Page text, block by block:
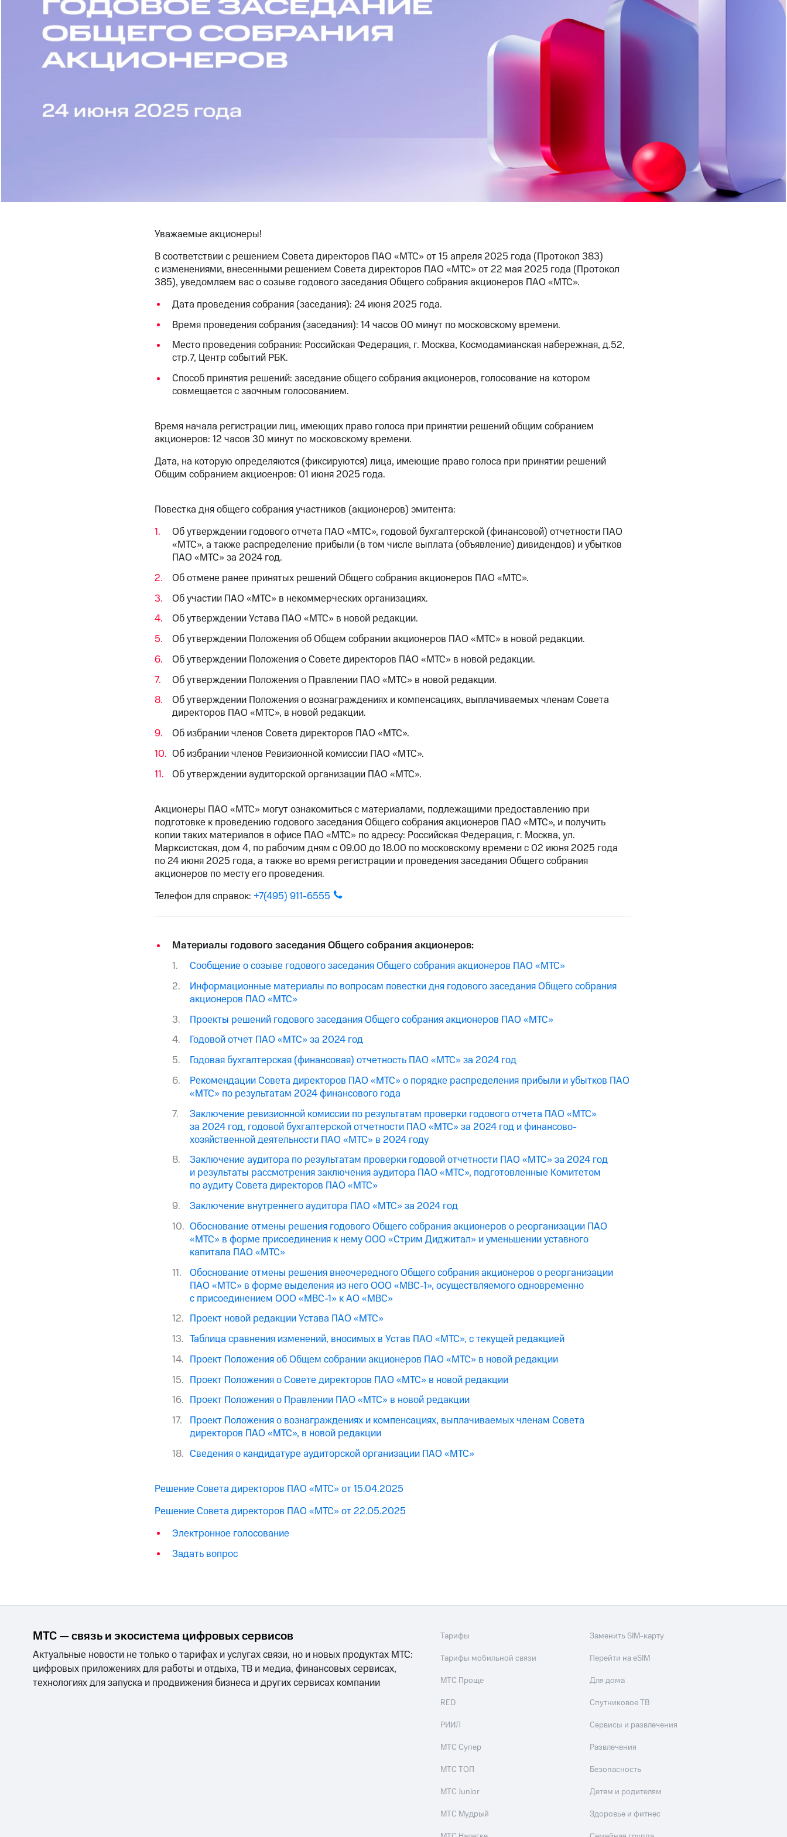
Уважаемые акционеры!
В соответствии с решением Совета директоров ПАО «МТС» от 15 апреля 2025 года (Протокол 383)
с изменениями, внесенными решением Совета директоров ПАО «МТС» от 22 мая 2025 года (Протокол
385), уведомляем вас о созыве годового заседания Общего собрания акционеров ПАО «МТС».
Дата проведения собрания (заседания): 24 июня 2025 года.
Время проведения собрания (заседания): 14 часов 00 минут по московскому времени.
Место проведения собрания: Российская Федерация, г. Москва, Космодамианская набережная, д.52,
стр.7, Центр событий РБК.
Способ принятия решений: заседание общего собрания акционеров, голосование на котором
совмещается с заочным голосованием.
Время начала регистрации лиц, имеющих право голоса при принятии решений общим собранием
акционеров: 12 часов 30 минут по московскому времени.
Дата, на которую определяются (фиксируются) лица, имеющие право голоса при принятии решений
Общим собранием акциоенров: 01 июня 2025 года.
Повестка дня общего собрания участников (акционеров) эмитента:
Об утверждении годового отчета ПАО «МТС», годовой бухгалтерской (финансовой) отчетности ПАО
«МТС», а также распределение прибыли (в том числе выплата (объявление) дивидендов) и убытков
ПАО «МТС» за 2024 год.
Об отмене ранее принятых решений Общего собрания акционеров ПАО «МТС».
Об участии ПАО «МТС» в некоммерческих организациях.
Об утверждении Устава ПАО «МТС» в новой редакции.
Об утверждении Положения об Общем собрании акционеров ПАО «МТС» в новой редакции.
Об утверждении Положения о Совете директоров ПАО «МТС» в новой редакции.
Об утверждении Положения о Правлении ПАО «МТС» в новой редакции.
Об утверждении Положения о вознаграждениях и компенсациях, выплачиваемых членам Совета
директоров ПАО «МТС», в новой редакции.
Об избрании членов Совета директоров ПАО «МТС».
Об избрании членов Ревизионной комиссии ПАО «МТС».
Об утверждении аудиторской организации ПАО «МТС».
Акционеры ПАО «МТС» могут ознакомиться с материалами, подлежащими предоставлению при
подготовке к проведению годового заседания Общего собрания акционеров ПАО «МТС», и получить
копии таких материалов в офисе ПАО «МТС» по адресу: Российская Федерация, г. Москва, ул.
Марксистская, дом 4, по рабочим дням с 09.00 до 18.00 по московскому времени с 02 июня 2025 года
по 24 июня 2025 года, а также во время регистрации и проведения заседания Общего собрания
акционеров по месту его проведения.
Телефон для справок: +7(495) 911-6555
Материалы годового заседания Общего собрания акционеров:
Сообщение о созыве годового заседания Общего собрания акционеров ПАО «МТС»
Информационные материалы по вопросам повестки дня годового заседания Общего собрания
акционеров ПАО «МТС»
Проекты решений годового заседания Общего собрания акционеров ПАО «МТС»
Годовой отчет ПАО «МТС» за 2024 год
Годовая бухгалтерская (финансовая) отчетность ПАО «МТС» за 2024 год
Рекомендации Совета директоров ПАО «МТС» о порядке распределения прибыли и убытков ПАО
«МТС» по результатам 2024 финансового года
Заключение ревизионной комиссии по результатам проверки годового отчета ПАО «МТС»
за 2024 год, годовой бухгалтерской отчетности ПАО «МТС» за 2024 год и финансово-
хозяйственной деятельности ПАО «МТС» в 2024 году
Заключение аудитора по результатам проверки годовой отчетности ПАО «МТС» за 2024 год
и результаты рассмотрения заключения аудитора ПАО «МТС», подготовленные Комитетом
по аудиту Совета директоров ПАО «МТС»
Заключение внутреннего аудитора ПАО «МТС» за 2024 год
Обоснование отмены решения годового Общего собрания акционеров о реорганизации ПАО
«МТС» в форме присоединения к нему ООО «Стрим Диджитал» и уменьшении уставного
капитала ПАО «МТС»
Обоснование отмены решения внеочередного Общего собрания акционеров о реорганизации
ПАО «МТС» в форме выделения из него ООО «МВС-1», осуществляемого одновременно
с присоединением ООО «МВС-1» к АО «МВС»
Проект новой редакции Устава ПАО «МТС»
Таблица сравнения изменений, вносимых в Устав ПАО «МТС», с текущей редакцией
Проект Положения об Общем собрании акционеров ПАО «МТС» в новой редакции
Проект Положения о Совете директоров ПАО «МТС» в новой редакции
Проект Положения о Правлении ПАО «МТС» в новой редакции
Проект Положения о вознаграждениях и компенсациях, выплачиваемых членам Совета
директоров ПАО «МТС», в новой редакции
Сведения о кандидатуре аудиторской организации ПАО «МТС»
Решение Совета директоров ПАО «МТС» от 15.04.2025
Решение Совета директоров ПАО «МТС» от 22.05.2025
Электронное голосование
Задать вопрос
МТС — связь и экосистема цифровых сервисов
Актуальные новости не только о тарифах и услугах связи, но и новых продуктах МТС:
цифровых приложениях для работы и отдыха, ТВ и медиа, финансовых сервисах,
технологиях для запуска и продвижения бизнеса и других сервисах компании
Тарифы
Тарифы мобильной связи
МТС Проще
RED
РИИЛ
МТС Супер
МТС ТОП
МТС Junior
МТС Мудрый
Заменить SIM-карту
Перейти на eSIM
Для дома
Спутниковое ТВ
Сервисы и развлечения
Развлечения
Безопасность
Детям и родителям
Здоровье и фитнес